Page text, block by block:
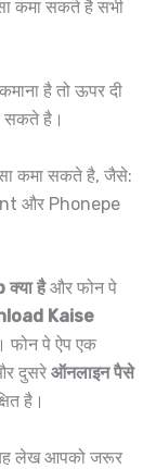
कमा सकते है सभी
है तो ऊपर दी
सकते है।
कमा सकते है, जैसे:
और Phonepe
हैऔर फोन पे
Kaise
फोन पे ऐप एक
दुसरे ऑनलाइन पैसे
है।
लेख आपको जरूर